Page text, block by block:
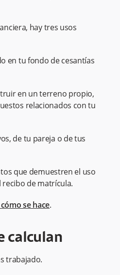
hay tres usos
en tu fondo de cesantías
en un terreno propio,
relacionados con tu
de tu pareja o de tus
que demuestren el uso
de matrícula.
se hace.
calculan
trabajado.